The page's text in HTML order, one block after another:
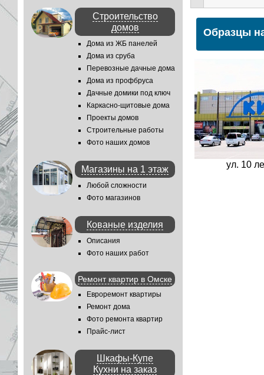
Строительство
домов
Дома из ЖБ панелей
Дома из сруба
Перевозные дачные дома
Дома из профбруса
Дачные домики под ключ
Каркасно-щитовые дома
Проекты домов
Строительные работы
Фото наших домов
Магазины на 1 этаж
Любой сложности
Фото магазинов
Кованые изделия
Описания
Фото наших работ
Ремонт квартир в Омске
Евроремонт квартиры
Ремонт дома
Фото ремонта квартир
Прайс-лист
Шкафы-Купе
Кухни на заказ
Образцы
ул. 10